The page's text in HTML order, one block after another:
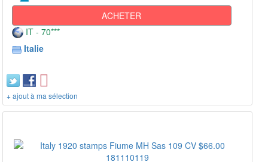
ACHETER
IT - 70***
Italie
+ ajout à ma sélection